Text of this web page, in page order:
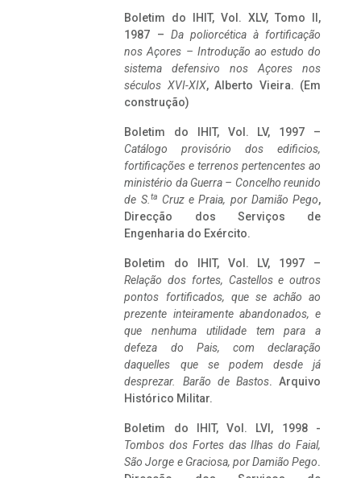
Boletim do IHIT, Vol. XLV, Tomo II,
1987 – Da poliorcética à fortificação
nos Açores – Introdução ao estudo do
sistema defensivo nos Açores nos
séculos XVI-XIX, Alberto Vieira. (Em
construção)
Boletim do IHIT, Vol. LV, 1997 –
Catálogo provisório dos edificios,
fortificações e terrenos pertencentes ao
ministério da Guerra – Concelho reunido
de S. ta Cruz e Praia, por Damião Pego,
Direcção dos Serviços de
Engenharia do Exército.
Boletim do IHIT, Vol. LV, 1997 –
Relação dos fortes, Castellos e outros
pontos fortificados, que se achão ao
prezente inteiramente abandonados, e
que nenhuma utilidade tem para a
defeza do Pais, com declaração
daquelles que se podem desde já
desprezar. Barão de Bastos. Arquivo
Histórico Militar.
Boletim do IHIT, Vol. LVI, 1998 -
Tombos dos Fortes das Ilhas do Faial,
São Jorge e Graciosa, por Damião Pego.